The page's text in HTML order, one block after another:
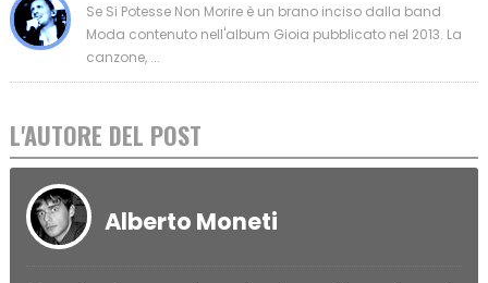
Se Si Potesse Non Morire è un brano inciso dalla band
Moda contenuto nell'album Gioia pubblicato nel 2013. La
canzone, ...
L'AUTORE DEL POST
Alberto Moneti